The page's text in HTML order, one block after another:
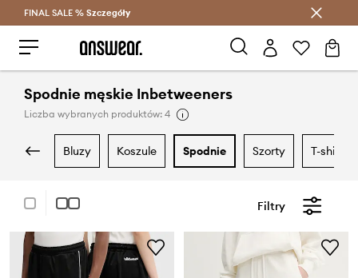
Oszczędzaj z Answear Club >
FINAL SALE % Szczegóły
Spodnie męskie Inbetweeners
Liczba wybranych produktów: 4
bluzy koszule spodnie szorty t-shirty i
Filtry